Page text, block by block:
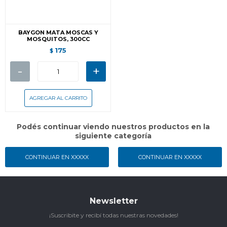
BAYGON MATA MOSCAS Y
MOSQUITOS, 300CC
$ 175
- +
CONTINUAR EN XXXXX
Podés continuar viendo nuestros productos en la
siguiente categoría
CONTINUAR EN XXXXX
Newsletter
¡Suscribite y recibí todas nuestras novedades!